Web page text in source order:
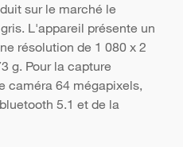
sur le marché le
L'appareil présente un
résolution de 1 080 x 2
g. Pour la capture
caméra 64 mégapixels,
5.1 et de la